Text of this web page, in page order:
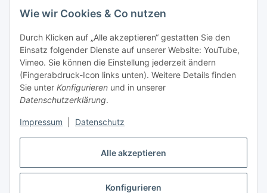
Alle akzeptieren
Konfigurieren
Wie wir Cookies & Co nutzen
Durch Klicken auf „Alle akzeptieren“ gestatten Sie den
Einsatz folgender Dienste auf unserer Website: YouTube,
Vimeo. Sie können die Einstellung jederzeit ändern
(Fingerabdruck-Icon links unten). Weitere Details finden
Sie unter Konfigurieren und in unserer
Datenschutzerklärung.
Impressum Datenschutz
Bitte senden Sie mir entsprechend Ihrer
Informationen zu Ihrem Produktsortiment per E-Mail zu.
Abonnieren
Newsletter Abonnieren